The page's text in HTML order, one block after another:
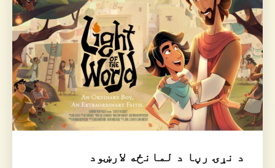
د نړۍ رڼا د لمانځه لارښود